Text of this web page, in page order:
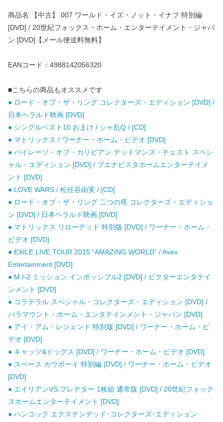
商品名:【中古】 007 ワールド・イズ・ノット・イナフ 特別編
[DVD] / 20世紀フォックス・ホーム・エンターテイメント・ジャパ
ン [DVD]【メール便送料無料】
EANコード：4988142056320
■こちらの商品もオススメです
● ロード・オブ・ザ・リング コレクターズ・エディション [DVD] /
日本ヘラルド映画 [DVD]
● シングルベスト10 おまけ / シャ乱Q / [CD]
● マトリックス / ワーナー・ホーム・ビデオ [DVD]
● パイレーツ・オブ・カリビアン デッドマンズ・チェスト スペシ
ャル・エディション [DVD] / ブエナビスタホームエンターテイメ
ント [DVD]
● LOVE WARS / 松任谷由実 / [CD]
● ロード・オブ・ザ・リング 二つの塔 コレクターズ・エディショ
ン [DVD] / 日本ヘラルド映画 [DVD]
● マトリックス リローデッド 特別版 [DVD] / ワーナー・ホーム・
ビデオ [DVD]
● EXILE LIVE TOUR 2015 “AMAZING WORLD” / Avex
Entertainment [DVD]
● M:I-2 ミッション:インポッシブル2 [DVD] / ビクターエンタテイ
ンメント [DVD]
● コラテラル スペシャル・コレクターズ・エディション [DVD] /
パラマウント・ホーム・エンタテインメント・ジャパン [DVD]
● アイ・アム・レジェンド 特別版 [DVD] / ワーナー・ホーム・ビ
デオ [DVD]
● キャッツ&ドッグス [DVD] / ワーナー・ホーム・ビデオ [DVD]
● スペース カウボーイ 特別編 [DVD] / ワーナー・ホーム・ビデオ
[DVD]
● エイリアンVS.プレデター 1枚組 通常版 [DVD] / 20世紀フォック
スホームエンターテイメント [DVD]
● ハンコック エクステンデッド･コレクターズ･エディション